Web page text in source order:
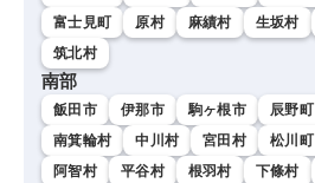
富士見町 原村 麻績村 生坂村
筑北村
南部
飯田市 伊那市 駒ヶ根市 辰野町
南箕輪村
中川村 宮田村 松川町
阿智村
平谷村 根羽村 下條村